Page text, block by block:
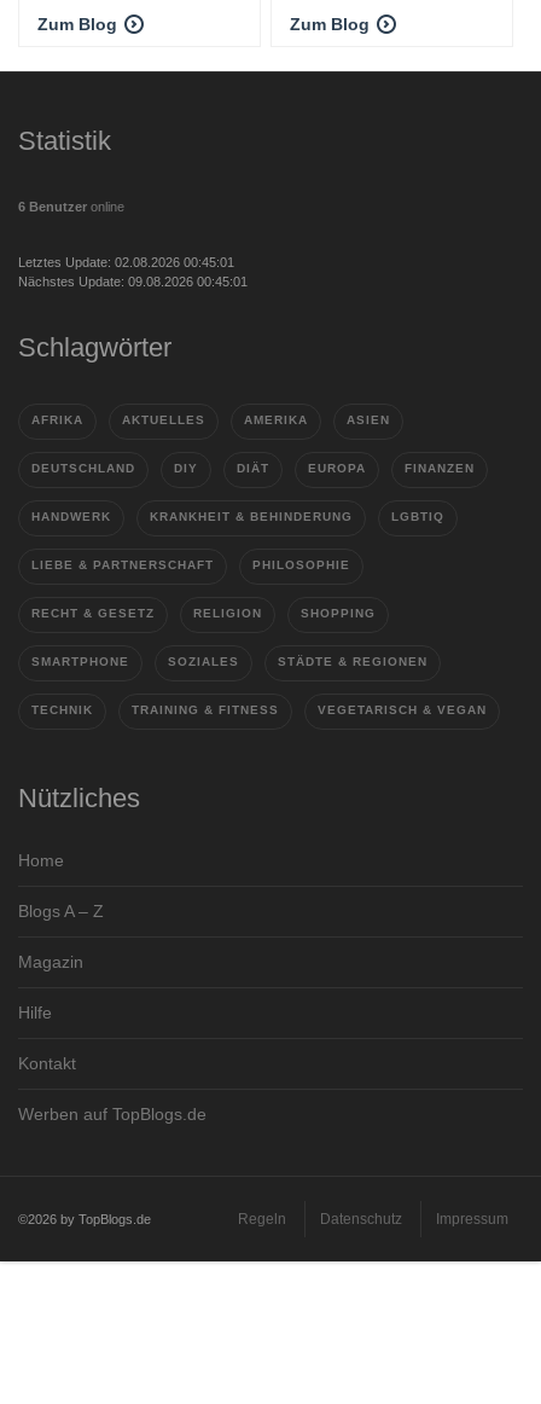
Zum Blog Zum Blog
Statistik
6 Benutzer online
Letztes Update: 02.08.2026 00:45:01
Nächstes Update: 09.08.2026 00:45:01
Schlagwörter
AFRIKA AKTUELLES AMERIKA ASIEN
DEUTSCHLAND DIY DIÄT EUROPA FINANZEN
HANDWERK KRANKHEIT & BEHINDERUNG LGBTIQ
LIEBE & PARTNERSCHAFT PHILOSOPHIE
RECHT & GESETZ RELIGION SHOPPING
SMARTPHONE SOZIALES STÄDTE & REGIONEN
TECHNIK TRAINING & FITNESS VEGETARISCH & VEGAN
Nützliches
Home
Blogs A – Z
Magazin
Hilfe
Kontakt
Werben auf TopBlogs.de
©2026 by TopBlogs.de Regeln Datenschutz Impressum